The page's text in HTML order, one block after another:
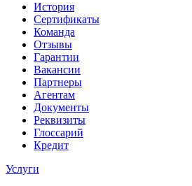
История
Сертификаты
Команда
Отзывы
Гарантии
Вакансии
Партнеры
Агентам
Документы
Реквизиты
Глоссарий
Кредит
Услуги